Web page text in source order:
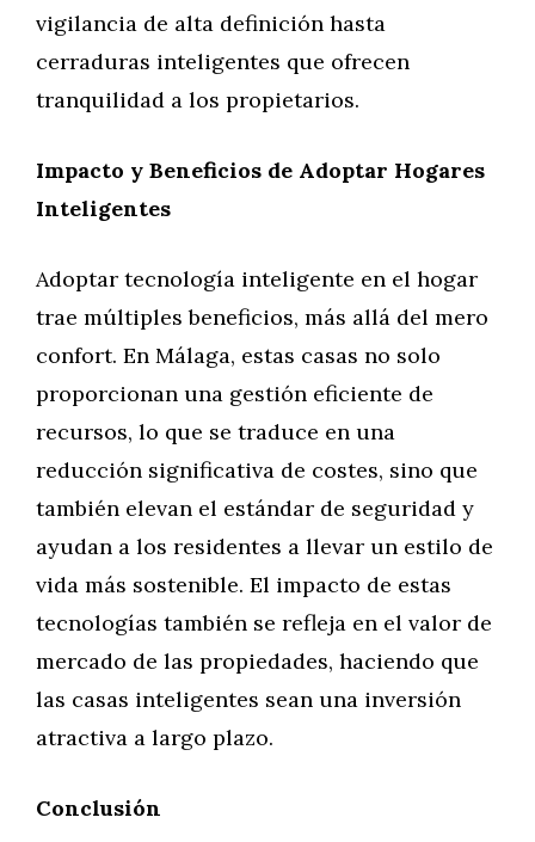
vigilancia de alta definición hasta
cerraduras inteligentes que ofrecen
tranquilidad a los propietarios.
Impacto y Beneficios de Adoptar Hogares
Inteligentes
Adoptar tecnología inteligente en el hogar
trae múltiples beneficios, más allá del mero
confort. En Málaga, estas casas no solo
proporcionan una gestión eficiente de
recursos, lo que se traduce en una
reducción significativa de costes, sino que
también elevan el estándar de seguridad y
ayudan a los residentes a llevar un estilo de
vida más sostenible. El impacto de estas
tecnologías también se refleja en el valor de
mercado de las propiedades, haciendo que
las casas inteligentes sean una inversión
atractiva a largo plazo.
Conclusión